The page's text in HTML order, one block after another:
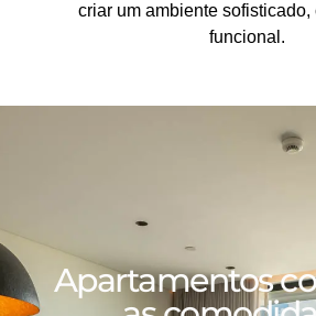
criar um ambiente sofisticado,
funcional.
Apartamentos